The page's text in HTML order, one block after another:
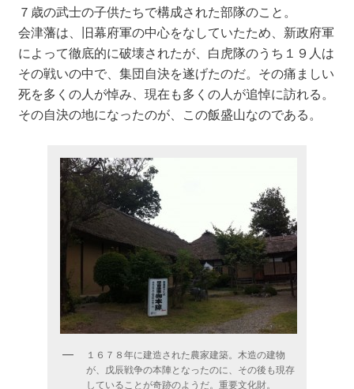
７歳の武士の子供たちで構成された部隊のこと。
会津藩は、旧幕府軍の中心をなしていたため、新政府軍
によって徹底的に破壊されたが、白虎隊のうち１９人は
その戦いの中で、集団自決を遂げたのだ。その痛ましい
死を多くの人が悼み、現在も多くの人が追悼に訪れる。
その自決の地になったのが、この飯盛山なのである。
１６７８年に建造された農家建築。木造の建物
が、戊辰戦争の本陣となったのに、その後も現存
していることが奇跡のようだ。重要文化財。